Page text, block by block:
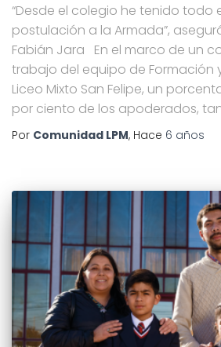
“Desde el colegio he tenido todo
postulación a la Armada”,
Fabián Jara En el marco de un
trabajo del equipo de Formación
Liceo Mixto San Felipe, un
por ciento de los apoderados,
Por Comunidad LPM, Hace 6 años